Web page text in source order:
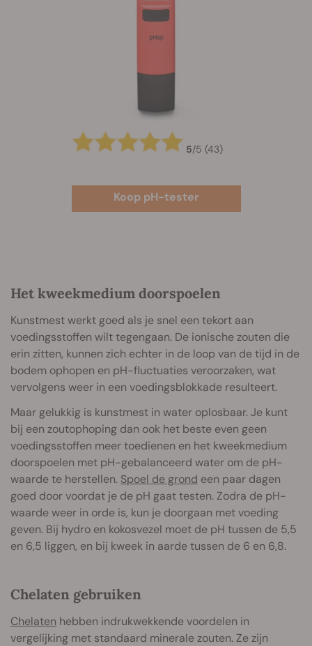
5/5 (43)
Koop pH-tester
Het kweekmedium doorspoelen
Kunstmest werkt goed als je snel een tekort aan
voedingsstoffen wilt tegengaan. De ionische zouten die
erin zitten, kunnen zich echter in de loop van de tijd in de
bodem ophopen en pH-fluctuaties veroorzaken, wat
vervolgens weer in een voedingsblokkade resulteert.
Maar gelukkig is kunstmest in water oplosbaar. Je kunt
bij een zoutophoping dan ook het beste even geen
voedingsstoffen meer toedienen en het kweekmedium
doorspoelen met pH-gebalanceerd water om de pH-
waarde te herstellen. Spoel de grond een paar dagen
goed door voordat je de pH gaat testen. Zodra de pH-
waarde weer in orde is, kun je doorgaan met voeding
geven. Bij hydro en kokosvezel moet de pH tussen de 5,5
en 6,5 liggen, en bij kweek in aarde tussen de 6 en 6,8.
Chelaten gebruiken
Chelaten hebben indrukwekkende voordelen in
vergelijking met standaard minerale zouten. Ze zijn